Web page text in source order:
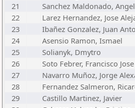
21
Sanchez Maldonado, Angel
22
Larez Hernandez, Jose
23
Ibañez Gonzalez, Juan
24
Asensio Ramon, Ismael
25
Solianyk, Dmytro
26
Soto Febrer, Francisco Jose
27
Navarro Muñoz, Jorge
28
Fernandez Salmeron,
29
Castillo Martinez, Javier